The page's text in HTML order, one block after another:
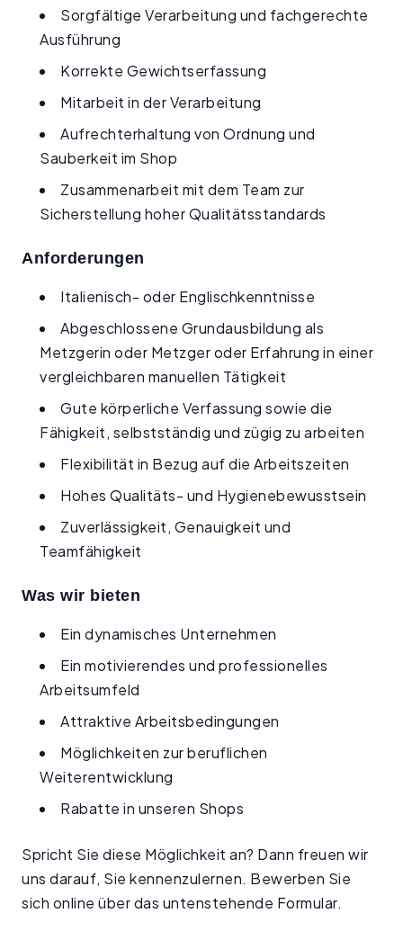
Sorgfältige Verarbeitung und fachgerechte
Ausführung
Korrekte Gewichtserfassung
Mitarbeit in der Verarbeitung
Aufrechterhaltung von Ordnung und
Sauberkeit im Shop
Zusammenarbeit mit dem Team zur
Sicherstellung hoher Qualitätsstandards
Anforderungen
Italienisch- oder Englischkenntnisse
Abgeschlossene Grundausbildung als
Metzgerin oder Metzger oder Erfahrung in einer
vergleichbaren manuellen Tätigkeit
Gute körperliche Verfassung sowie die
Fähigkeit, selbstständig und zügig zu arbeiten
Flexibilität in Bezug auf die Arbeitszeiten
Hohes Qualitäts- und Hygienebewusstsein
Zuverlässigkeit, Genauigkeit und
Teamfähigkeit
Was wir bieten
Ein dynamisches Unternehmen
Ein motivierendes und professionelles
Arbeitsumfeld
Attraktive Arbeitsbedingungen
Möglichkeiten zur beruflichen
Weiterentwicklung
Rabatte in unseren Shops
Spricht Sie diese Möglichkeit an? Dann freuen wir
uns darauf, Sie kennenzulernen. Bewerben Sie
sich online über das untenstehende Formular.